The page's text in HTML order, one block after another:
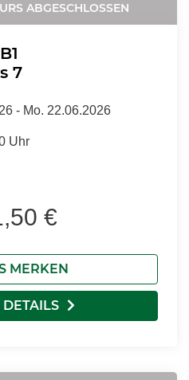
ABGESCHLOSSEN
7
- Mo. 22.06.2026
Uhr
€
MERKEN